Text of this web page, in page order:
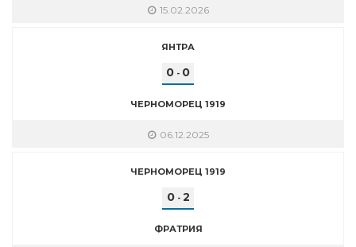
15.02.2026
ЯНТРА
0 - 0
ЧЕРНОМОРЕЦ 1919
06.12.2025
ЧЕРНОМОРЕЦ 1919
0- 2
ФРАТРИЯ